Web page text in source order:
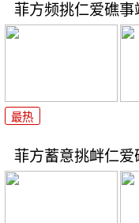
菲方频挑仁爱礁事
最热
菲方蓄意挑衅仁爱